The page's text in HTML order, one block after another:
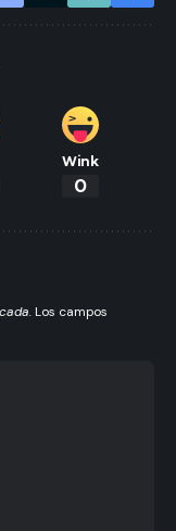
Wink
0
Los campos